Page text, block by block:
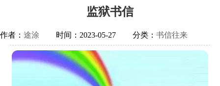
监狱书信
作者： 途涂 时间：2023-05-27 分类： 书信往来